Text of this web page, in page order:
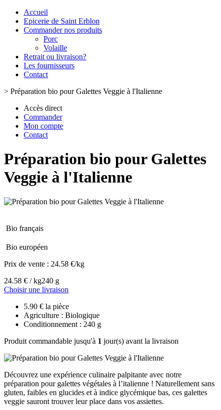
Accueil
Epicerie de Saint Erblon
Commander nos produits
Porc
Volaille
Retrait ou livraison?
Les fournisseurs
Contact
> Préparation bio pour Galettes Veggie à l'Italienne
Accès direct
Commander
Mon compte
Contact
Préparation bio pour Galettes
Veggie à l'Italienne
Bio français
Bio européen
Prix de vente : 24.58 €/kg
24.58 € / kg240 g
Choisir une livraison
5.90 € la pièce
Agriculture : Biologique
Conditionnement : 240 g
Produit commandable jusqu'à 1 jour(s) avant la livraison
Découvrez une expérience culinaire palpitante avec notre
préparation pour galettes végétales à l’italienne ! Naturellement sans
gluten, faibles en glucides et à indice glycémique bas, ces galettes
veggie sauront trouver leur place dans vos assiettes.